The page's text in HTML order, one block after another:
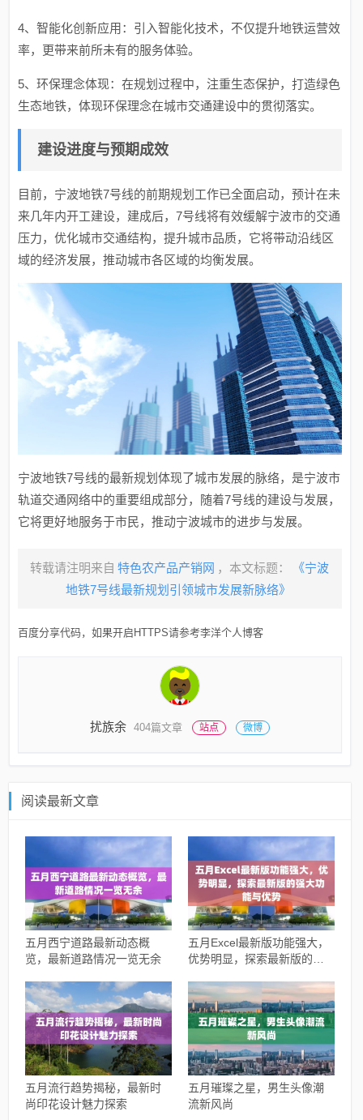
4、智能化创新应用：引入智能化技术，不仅提升地铁运营效
率，更带来前所未有的服务体验。
5、环保理念体现：在规划过程中，注重生态保护，打造绿色
生态地铁，体现环保理念在城市交通建设中的贯彻落实。
建设进度与预期成效
目前，宁波地铁7号线的前期规划工作已全面启动，预计在未
来几年内开工建设，建成后，7号线将有效缓解宁波市的交通
压力，优化城市交通结构，提升城市品质，它将带动沿线区
域的经济发展，推动城市各区域的均衡发展。
宁波地铁7号线的最新规划体现了城市发展的脉络，是宁波市
轨道交通网络中的重要组成部分，随着7号线的建设与发展，
它将更好地服务于市民，推动宁波城市的进步与发展。
转载请注明来自 特色农产品产销网 ，本文标题：
《宁波
地铁7号线最新规划引领城市发展新脉络》
百度分享代码，如果开启HTTPS请参考李洋个人博客
扰族余 404篇文章 站点 微博
阅读最新文章
五月西宁道路最新动态概
览，最新道路情况一览无余
五月Excel最新版功能强大，
优势明显，探索最新版的强
五月流行趋势揭秘，最新时
尚印花设计魅力探索
五月璀璨之星，男生头像潮
流新风尚